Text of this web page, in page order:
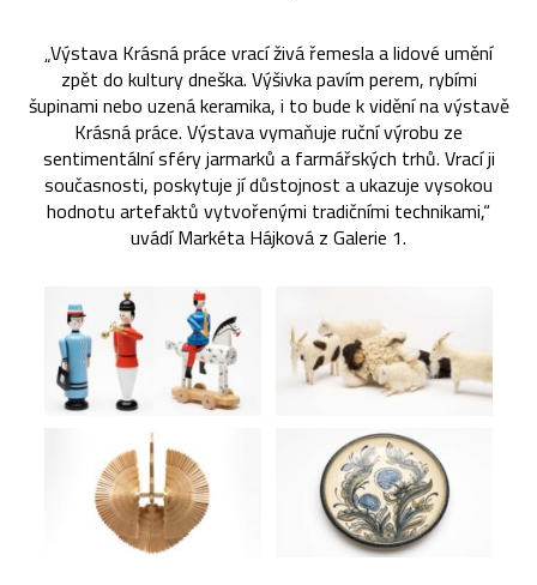
„Výstava Krásná práce vrací živá řemesla a lidové umění
zpět do kultury dneška. Výšivka pavím perem, rybími
šupinami nebo uzená keramika, i to bude k vidění na výstavě
Krásná práce. Výstava vymaňuje ruční výrobu ze
sentimentální sféry jarmarků a farmářských trhů. Vrací ji
současnosti, poskytuje jí důstojnost a ukazuje vysokou
hodnotu artefaktů vytvořenými tradičními technikami,“
uvádí Markéta Hájková z Galerie 1.